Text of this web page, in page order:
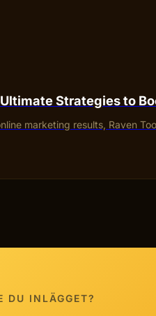
Strategies to
marketing results, Raven
DU INLÄGGET?